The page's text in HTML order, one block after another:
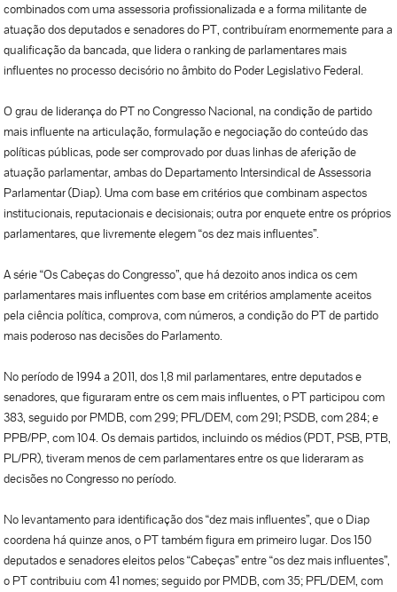
combinados com uma assessoria profissionalizada e a forma militante de
atuação dos deputados e senadores do PT, contribuíram enormemente para a
qualificação da bancada, que lidera o ranking de parlamentares mais
influentes no processo decisório no âmbito do Poder Legislativo Federal.
O grau de liderança do PT no Congresso Nacional, na condição de partido
mais influente na articulação, formulação e negociação do conteúdo das
políticas públicas, pode ser comprovado por duas linhas de aferição de
atuação parlamentar, ambas do Departamento Intersindical de Assessoria
Parlamentar (Diap). Uma com base em critérios que combinam aspectos
institucionais, reputacionais e decisionais; outra por enquete entre os próprios
parlamentares, que livremente elegem “os dez mais influentes”.
A série “Os Cabeças do Congresso”, que há dezoito anos indica os cem
parlamentares mais influentes com base em critérios amplamente aceitos
pela ciência política, comprova, com números, a condição do PT de partido
mais poderoso nas decisões do Parlamento.
No período de 1994 a 2011, dos 1,8 mil parlamentares, entre deputados e
senadores, que figuraram entre os cem mais influentes, o PT participou com
383, seguido por PMDB, com 299; PFL/DEM, com 291; PSDB, com 284; e
PPB/PP, com 104. Os demais partidos, incluindo os médios (PDT, PSB, PTB,
PL/PR), tiveram menos de cem parlamentares entre os que lideraram as
decisões no Congresso no período.
No levantamento para identificação dos “dez mais influentes”, que o Diap
coordena há quinze anos, o PT também figura em primeiro lugar. Dos 150
deputados e senadores eleitos pelos “Cabeças” entre “os dez mais influentes”,
o PT contribuiu com 41 nomes; seguido por PMDB, com 35; PFL/DEM, com